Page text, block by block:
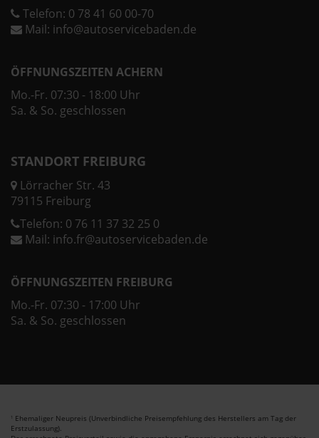
Telefon: 0 78 41 60 00-70
Mail: info@autoservicebaden.de
ÖFFNUNGSZEITEN ACHERN
Mo.-Fr. 07:30 - 18:00 Uhr
Sa. & So. geschlossen
STANDORT FREIBURG
Lörracher Str. 43
79115 Freiburg
Telefon: 0 76 11 37 32 25 0
Mail: info.fr@autoservicebaden.de
ÖFFNUNGSZEITEN FREIBURG
Mo.-Fr. 07:30 - 17:00 Uhr
Sa. & So. geschlossen
1 Ehemaliger Neupreis (Unverbindliche Preisempfehlung des Herstellers am Tag der
Erstzulassung).